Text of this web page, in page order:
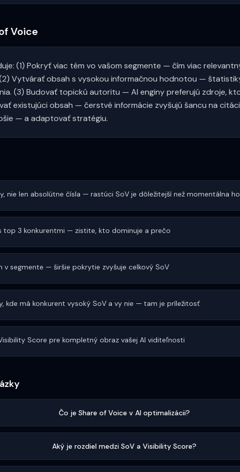
Voice
(1) Pokryť viac tém vo vašom segmente — čím viac
Vytvárať obsah s vysokou informačnou hodnotou —
(3) Budovať topickú autoritu — AI enginy preferujú zdroje,
existujúci obsah — čerstvé informácie zvyšujú šancu na
— a adaptovať stratégiu.
nie len absolútne čísla — rastúci SoV je dôležitejší než momentálna
top 3 konkurentmi — zistite, kto dominuje a prečo
v segmente — širšie pokrytie zvyšuje celkový SoV
kde má konkurent vysoký SoV a vy nie — tam je príležitosť
Score pre kompletný obraz vašej AI viditeľnosti
Čo je Share of Voice v AI optimalizácii?
Aký je rozdiel medzi SoV a Visibility Score?